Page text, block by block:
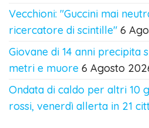
Vecchioni: "Guccini mai
ricercatore di scintille" 6
Giovane di 14 anni precipita
metri e muore 6 Agosto
Ondata di caldo per altri 10
rossi, venerdì allerta in 21